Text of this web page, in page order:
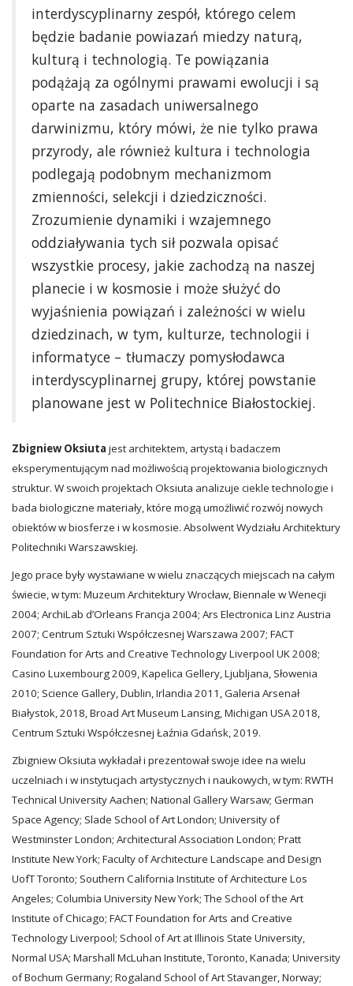
interdyscyplinarny zespół, którego celem
będzie badanie powiazań miedzy naturą,
kulturą i technologią. Te powiązania
podążają za ogólnymi prawami ewolucji i są
oparte na zasadach uniwersalnego
darwinizmu, który mówi, że nie tylko prawa
przyrody, ale również kultura i technologia
podlegają podobnym mechanizmom
zmienności, selekcji i dziedziczności.
Zrozumienie dynamiki i wzajemnego
oddziaływania tych sił pozwala opisać
wszystkie procesy, jakie zachodzą na naszej
planecie i w kosmosie i może służyć do
wyjaśnienia powiązań i zależności w wielu
dziedzinach, w tym, kulturze, technologii i
informatyce – tłumaczy pomysłodawca
interdyscyplinarnej grupy, której powstanie
planowane jest w Politechnice Białostockiej.
Zbigniew Oksiuta jest architektem, artystą i badaczem
eksperymentującym nad możliwością projektowania biologicznych
struktur. W swoich projektach Oksiuta analizuje ciekle technologie i
bada biologiczne materiały, które mogą umożliwić rozwój nowych
obiektów w biosferze i w kosmosie. Absolwent Wydziału Architektury
Politechniki Warszawskiej.
Jego prace były wystawiane w wielu znaczących miejscach na całym
świecie, w tym: Muzeum Architektury Wrocław, Biennale w Wenecji
2004; ArchiLab d’Orleans Francja 2004; Ars Electronica Linz Austria
2007; Centrum Sztuki Współczesnej Warszawa 2007; FACT
Foundation for Arts and Creative Technology Liverpool UK 2008;
Casino Luxembourg 2009, Kapelica Gellery, Ljubljana, Słowenia
2010; Science Gallery, Dublin, Irlandia 2011, Galeria Arsenał
Białystok, 2018, Broad Art Museum Lansing, Michigan USA 2018,
Centrum Sztuki Współczesnej Łaźnia Gdańsk, 2019.
Zbigniew Oksiuta wykładał i prezentował swoje idee na wielu
uczelniach i w instytucjach artystycznych i naukowych, w tym: RWTH
Technical University Aachen; National Gallery Warsaw; German
Space Agency; Slade School of Art London; University of
Westminster London; Architectural Association London; Pratt
Institute New York; Faculty of Architecture Landscape and Design
UofT Toronto; Southern California Institute of Architecture Los
Angeles; Columbia University New York; The School of the Art
Institute of Chicago; FACT Foundation for Arts and Creative
Technology Liverpool; School of Art at Illinois State University,
Normal USA; Marshall McLuhan Institute, Toronto, Kanada; University
of Bochum Germany; Rogaland School of Art Stavanger, Norway;